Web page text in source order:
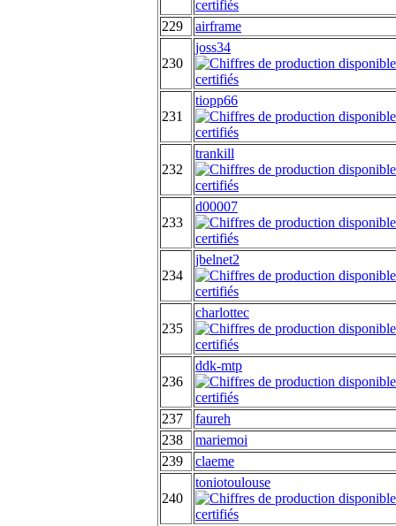
229 airframe
230
joss34
231
tiopp66
232
trankill
233
d00007
234
jbelnet2
235
charlottec
236
ddk-mtp
237
faureh
238
mariemoi
239
claeme
240
toniotoulouse